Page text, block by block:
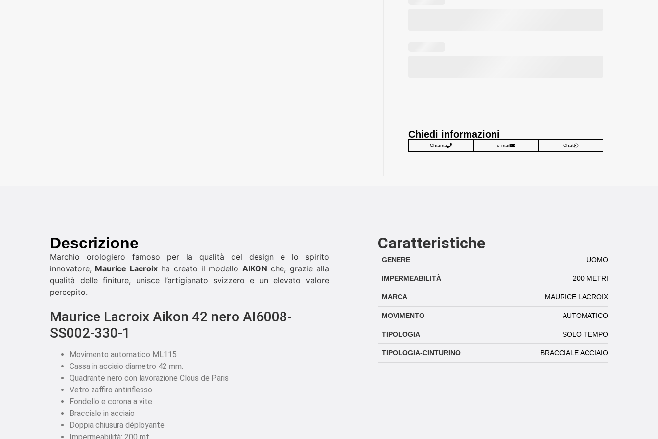
Chiedi informazioni
Chiama e-mail Chat
Descrizione
Marchio orologiero famoso per la qualità del design e lo spirito
innovatore, Maurice Lacroixha creato il modello AIKON che, grazie alla
qualità delle finiture, unisce l’artigianato svizzero e un elevato valore
percepito.
Maurice Lacroix Aikon 42 nero AI6008-
SS002-330-1
Movimento automatico ML115
Cassa in acciaio diametro 42 mm.
Quadrante nero con lavorazione Clous de Paris
Vetro zaffiro antiriflesso
Fondello e corona a vite
Bracciale in acciaio
Doppia chiusura déployante
Impermeabilità: 200 mt.
Caratteristiche
GENERE UOMO
IMPERMEABILITÀ 200 METRI
MARCA MAURICE LACROIX
MOVIMENTO AUTOMATICO
TIPOLOGIA SOLO TEMPO
TIPOLOGIA-CINTURINO BRACCIALE ACCIAIO